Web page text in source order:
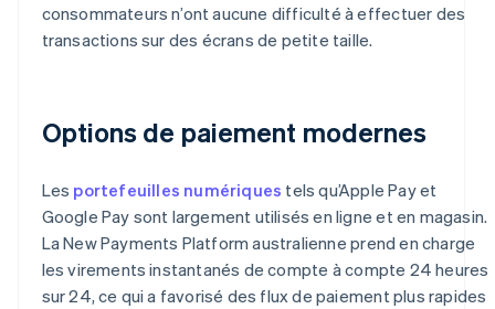
consommateurs n’ont aucune difficulté à effectuer des
transactions sur des écrans de petite taille.
Options de paiement modernes
Les portefeuilles numériques tels qu’Apple Pay et
Google Pay sont largement utilisés en ligne et en magasin.
La New Payments Platform australienne prend en charge
les virements instantanés de compte à compte 24 heures
sur 24, ce qui a favorisé des flux de paiement plus rapides